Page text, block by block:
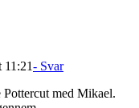
- Svar
Pottercut med Mikael.